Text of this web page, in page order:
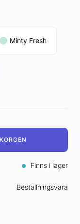
Minty Fresh
Finns i lager
Beställningsvara